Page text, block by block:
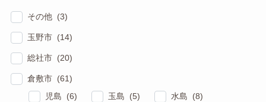
その他 (3)
玉野市 (14)
総社市 (20)
倉敷市 (61)
児島 (6)
玉島 (5) 水島 (8)